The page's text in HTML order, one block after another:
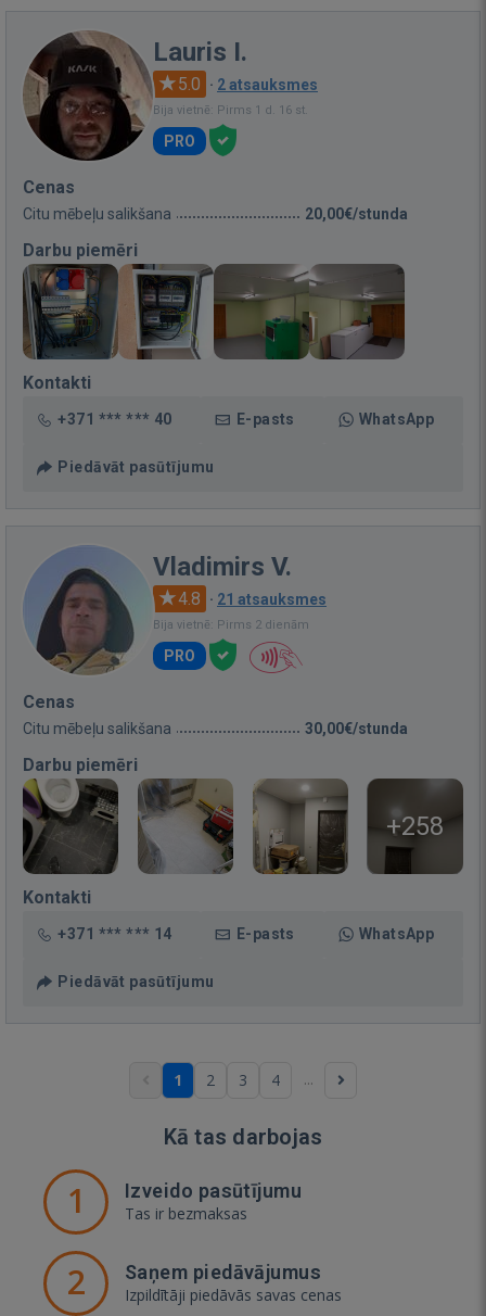
Lauris I.
5.0 · 2 atsauksmes
Bija vietnē: Pirms 1 d. 16 st.
PRO
Cenas
Citu mēbeļu salikšana 20,00€/stunda
Darbu piemēri
Kontakti
+371 *** *** 40 E-pasts WhatsApp
Piedāvāt pasūtījumu
Vladimirs V.
4.8 · 21 atsauksmes
Bija vietnē: Pirms 2 dienām
PRO
Cenas
Citu mēbeļu salikšana 30,00€/stunda
Darbu piemēri
+258
Kontakti
+371 *** *** 14 E-pasts WhatsApp
Piedāvāt pasūtījumu
1 2 3 4 ...
Kā tas darbojas
1 Izveido pasūtījumu
Tas ir bezmaksas
2 Saņem piedāvājumus
Izpildītāji piedāvās savas cenas